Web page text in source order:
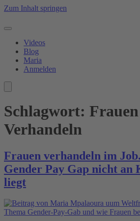
Zum Inhalt springen
Videos
Blog
Maria
Anmelden
Schlagwort:
Verhandeln
Frauen verhandeln im
Gender Pay Gap nicht an
liegt